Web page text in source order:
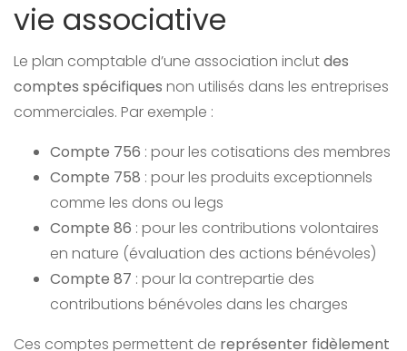
vie associative
Le plan comptable d’une association inclutdes
comptes spécifiques non utilisés dans les entreprises
commerciales. Par exemple :
Compte 756 : pour les cotisations des membres
Compte 758 : pour les produits exceptionnels
comme les dons ou legs
Compte 86 : pour les contributions volontaires
en nature (évaluation des actions bénévoles)
Compte 87 : pour la contrepartie des
contributions bénévoles dans les charges
Ces comptes permettent de représenter fidèlement